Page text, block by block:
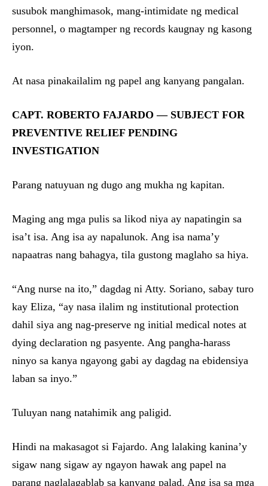
susubok manghimasok, mang-intimidate ng medical
personnel, o magtamper ng records kaugnay ng kasong
iyon.
At nasa pinakailalim ng papel ang kanyang pangalan.
CAPT. ROBERTO FAJARDO — SUBJECT FOR
PREVENTIVE RELIEF PENDING
INVESTIGATION
Parang natuyuan ng dugo ang mukha ng kapitan.
Maging ang mga pulis sa likod niya ay napatingin sa
isa’t isa. Ang isa ay napalunok. Ang isa nama’y
napaatras nang bahagya, tila gustong maglaho sa hiya.
“Ang nurse na ito,” dagdag ni Atty. Soriano, sabay turo
kay Eliza, “ay nasa ilalim ng institutional protection
dahil siya ang nag-preserve ng initial medical notes at
dying declaration ng pasyente. Ang pangha-harass
ninyo sa kanya ngayong gabi ay dagdag na ebidensiya
laban sa inyo.”
Tuluyan nang natahimik ang paligid.
Hindi na makasagot si Fajardo. Ang lalaking kanina’y
sigaw nang sigaw ay ngayon hawak ang papel na
parang naglalagablab sa kanyang palad. Ang isa sa mga